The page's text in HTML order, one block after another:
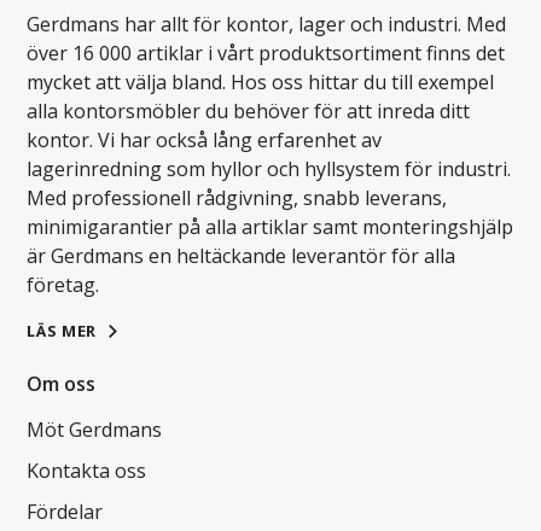
Gerdmans har allt för kontor, lager och industri. Med
över 16 000 artiklar i vårt produktsortiment finns det
mycket att välja bland. Hos oss hittar du till exempel
alla kontorsmöbler du behöver för att inreda ditt
kontor. Vi har också lång erfarenhet av
lagerinredning som hyllor och hyllsystem för industri.
Med professionell rådgivning, snabb leverans,
minimigarantier på alla artiklar samt monteringshjälp
är Gerdmans en heltäckande leverantör för alla
företag.
LÄS MER
Om oss
Möt Gerdmans
Kontakta oss
Fördelar